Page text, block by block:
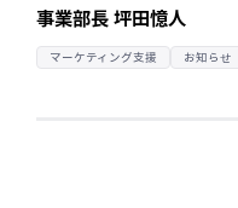
事業部長 坪田憶人
マーケティング支援 お知らせ